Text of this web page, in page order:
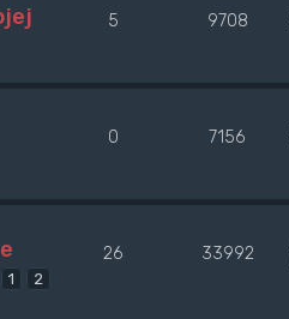
5 9708
0 7156
1 2
26 33992